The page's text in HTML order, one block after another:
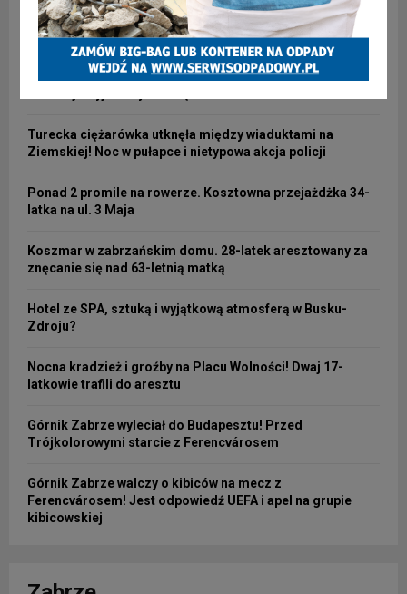
Jak zostać spawaczem i zacząć dobrze zarabiać?
Nowość na zabrzańskich torach! Dwa fabrycznie nowe
Turecka ciężarówka utknęła między wiaduktami na
Ziemskiej! Noc w pułapce i nietypowa akcja policji
Ponad 2 promile na rowerze. Kosztowna przejażdżka 34-
latka na ul. 3 Maja
Koszmar w zabrzańskim domu. 28-latek aresztowany za
znęcanie się nad 63-letnią matką
Hotel ze SPA, sztuką i wyjątkową atmosferą w Busku-
Zdroju?
Nocna kradzież i groźby na Placu Wolności! Dwaj 17-
latkowie trafili do aresztu
Górnik Zabrze wyleciał do Budapesztu! Przed
Trójkolorowymi starcie z Ferencvárosem
Górnik Zabrze walczy o kibiców na mecz z
Ferencvárosem! Jest odpowiedź UEFA i apel na grupie
kibicowskiej